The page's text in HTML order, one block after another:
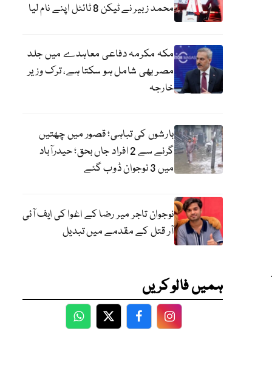
محمد زبیر نے ٹیکن 8 ٹائٹل اپنے نام لیا
مکہ مکرمہ دفاعی معاہدے میں جلد
مصر بھی شامل ہو سکتا ہے، ترک وزیر
خارجہ
بارشوں کی تباہی؛ قصور میں چھتیں
گرنے سے 2 افراد جاں بحق؛ حیدرآباد
میں 3 نوجوان ڈوب گئے
نوجوان تاجر میر رضا کے اغوا کی ایف آئی
آر قتل کے مقدمے میں تبدیل
ہمیں فالو کریں
WhatsApp
TwitterFacebookFacebook